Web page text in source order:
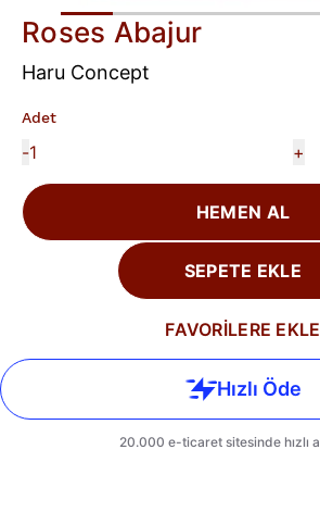
Roses Abajur
Haru Concept
Adet
- +
HEMEN AL
SEPETE EKLE
FAVORİLERE EKLE